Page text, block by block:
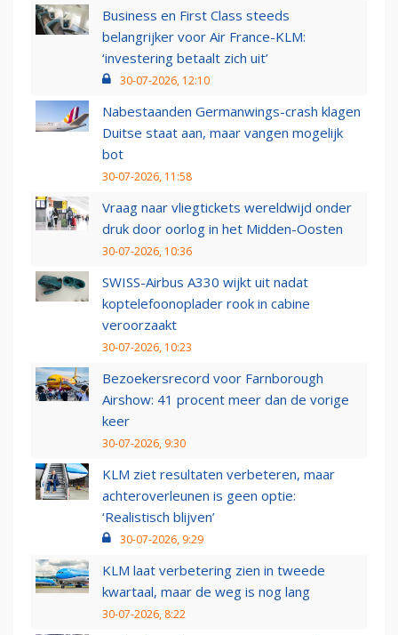
Business en First Class steeds
belangrijker voor Air France-KLM:
‘investering betaalt zich uit’
30-07-2026, 12:10
Nabestaanden Germanwings-crash klagen
Duitse staat aan, maar vangen mogelijk
bot
30-07-2026, 11:58
Vraag naar vliegtickets wereldwijd onder
druk door oorlog in het Midden-Oosten
30-07-2026, 10:36
SWISS-Airbus A330 wijkt uit nadat
koptelefoonoplader rook in cabine
veroorzaakt
30-07-2026, 10:23
Bezoekersrecord voor Farnborough
Airshow: 41 procent meer dan de vorige
keer
30-07-2026, 9:30
KLM ziet resultaten verbeteren, maar
achteroverleunen is geen optie:
‘Realistisch blijven’
30-07-2026, 9:29
KLM laat verbetering zien in tweede
kwartaal, maar de weg is nog lang
30-07-2026, 8:22